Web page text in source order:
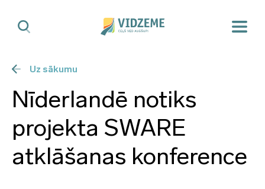
Uz sākumu
Nīderlandē notiks
projekta SWARE
atklāšanas konference